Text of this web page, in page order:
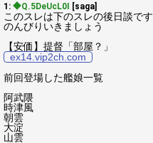
1: ◆Q.5DeUcL0I [saga]
このスレは下のスレの後日談です
のんびりいきましょう
【安価】提督「部屋？」
ex14.vip2ch.com
前回登場した艦娘一覧
阿武隈
時津風
朝雲
大淀
山雲